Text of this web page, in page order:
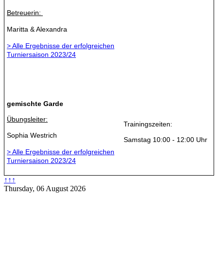
Betreuerin:
Maritta & Alexandra
> Alle Ergebnisse der erfolgreichen
Turniersaison 2023/24
gemischte Garde
Übungsleiter:
Sophia Westrich
> Alle Ergebnisse der erfolgreichen
Turniersaison 2023/24
Trainingszeiten:
Samstag 10:00 - 12:00 Uhr
↑↑↑
Thursday, 06 August 2026